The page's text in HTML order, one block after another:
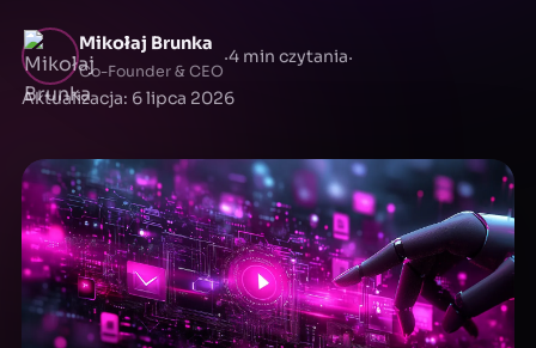
Mikołaj Brunka
Co-Founder & CEO
·4 min czytania·
Aktualizacja: 6 lipca 2026